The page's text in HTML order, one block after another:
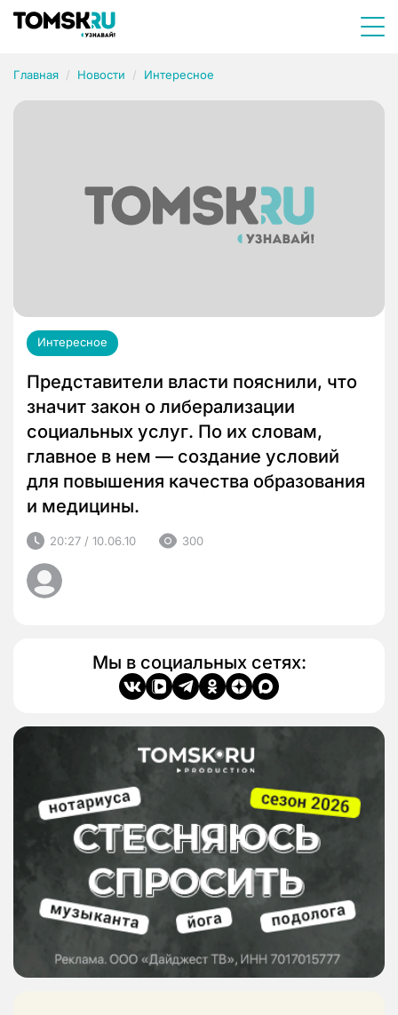
Главная Новости Интересное
Интересное
Представители власти пояснили, что
значит закон о либерализации
социальных услуг. По их словам,
главное в нем — создание условий
для повышения качества образования
и медицины.
20:27 / 10.06.10 300
Мы в социальных сетях: